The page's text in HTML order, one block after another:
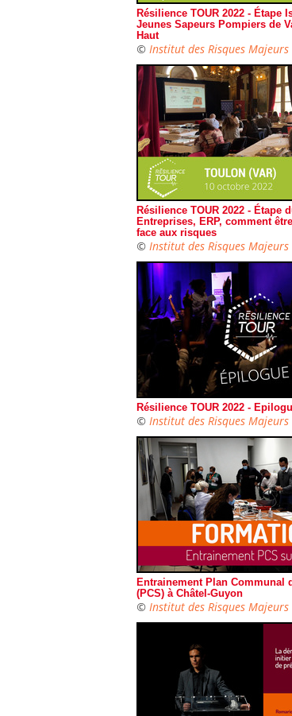
Résilience TOUR 2022 - Étape
Jeunes Sapeurs Pompiers de
Haut
© Institut des Risques Majeurs
Résilience TOUR 2022 - Étape
Entreprises, ERP, comment
face aux risques
© Institut des Risques Majeurs
Résilience TOUR 2022 -
© Institut des Risques Majeurs
Entrainement Plan Communal
(PCS) à Châtel-Guyon
© Institut des Risques Majeurs